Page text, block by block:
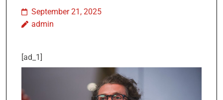
September 21, 2025
admin
[ad_1]